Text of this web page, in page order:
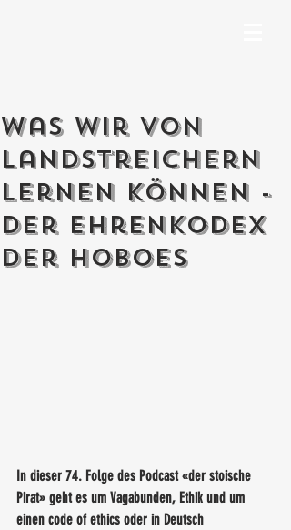
Was wir von
Landstreichern
lernen können -
Der Ehrenkodex
der Hoboes
In dieser 74. Folge des Podcast «der stoische
Pirat» geht es um Vagabunden, Ethik und um
einen code of ethics oder in Deutsch